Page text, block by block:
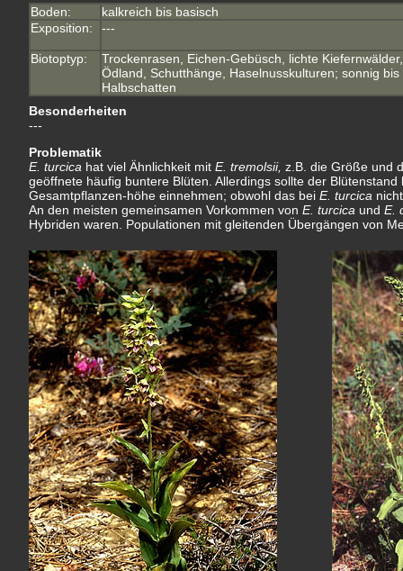
Boden:
kalkreich bis basisch
Exposition:
---
Biotoptyp:
Trockenrasen, Eichen-Gebüsch, lichte Kiefernwälder,
Ödland, Schutthänge, Haselnusskulturen; sonnig bis
Halbschatten
Besonderheiten
---
Problematik
E. turcica hat viel Ähnlichkeit mit E. tremolsii, z.B. die Größe und
geöffnete häufig buntere Blüten. Allerdings sollte der
Gesamtpflanzen-höhe einnehmen; obwohl das bei E. turcica
An den meisten gemeinsamen Vorkommen von E. turcica und E.
Hybriden waren. Populationen mit gleitenden Übergängen von